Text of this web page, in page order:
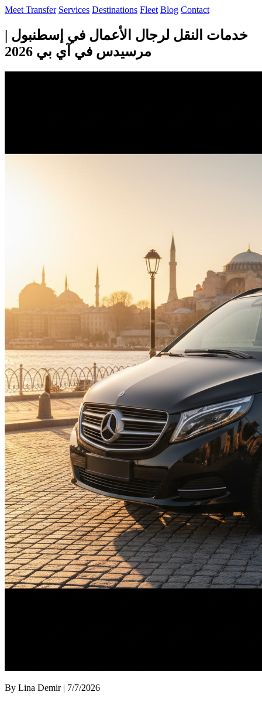
Meet Transfer Services Destinations Fleet Blog Contact
خدمات النقل لرجال الأعمال في إسطنبول |
مرسيدس في آي بي 2026
By Lina Demir | 7/7/2026